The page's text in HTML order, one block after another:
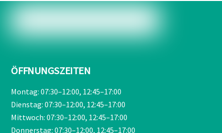
ÖFFNUNGSZEITEN
Montag: 07:30–12:00, 12:45–17:00
Dienstag: 07:30–12:00, 12:45–17:00
Mittwoch: 07:30–12:00, 12:45–17:00
Donnerstag: 07:30–12:00, 12:45–17:00